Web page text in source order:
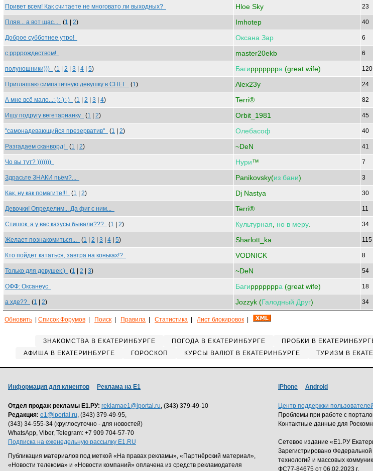
Привет всем! Как считаете не многовато ли выходных? Hloe Sky 23
Пляя... а вот щас... (1 2) Imhotep 40
Доброе субботнее утро! Оксана Зар 6
с ррррождеством! master20ekb 6
полуношники))) (1 2 3 4 5) Багиpppppppа (great wife) 120
Приглашаю симпатичную девушку в СНЕГ (1) Alex23y 24
А мне всё мало...:-):-):-) (1 2 3 4) Terri® 82
Ищу подругу вегетарианку (1 2) Orbit_1981 45
"самонадевающийся презерватив" (1 2) Олебасоф 40
Разгадаем сканворд! (1 2) ~DeN 41
Чо вы тут? ))))))) Нури™ 7
Здрасьте ЗНАКИ пьём?... Panikovsky(из бани) 3
Как, ну как помагите!!! (1 2) Dj Nastya 30
Девочки! Определим... Да фиг с ним... Terri® 11
Стишок, а у вас казусы бывали??? (1 2) Культурная но в меру. 34
Желает познакомиться... (1 2 3 4 5) Sharlott_ka 115
Кто пойдет кататься, завтра на коньках!? VODNICK 8
Только для девушек ) (1 2 3) ~DeN 54
ОФФ: Оксанеус Багиpppppppа (great wife) 18
а хде?? (1 2) Jozzyk (Галодный Друг) 34
Обновить Список Форумов Поиск Правила Статистика Лист блокировок
ЗНАКОМСТВА В ЕКАТЕРИНБУРГЕ ПОГОДА В ЕКАТЕРИНБУРГЕ ПРОБКИ В
АФИША В ЕКАТЕРИНБУРГЕ
ГОРОСКОП КУРСЫ ВАЛЮТ В ЕКАТЕРИНБУРГЕ ТУРИЗМ В
Информация для клиентов Реклама на Е1
Отдел продаж рекламы Е1.РУ: reklamae1@iportal.ru, (343) 379-49-10
Редакция: e1@iportal.ru, (343) 379-49-95,
(343) 34-555-34 (круглосуточно - для новостей)
WhatsApp, Viber, Telegram: +7 909 704-57-70
Подписка на еженедельную рассылку E1.RU
Публикация материалов под меткой «На правах рекламы», «Партнёрский материал»,
«Новости телекома» и «Новости компаний» оплачена из средств рекламодателя
iPhone Android
Центр поддержки
Проблемы при работе с
Контактные данные для
Сетевое издание «Е1.РУ
Зарегистрировано
технологий и массовых
ФС77-84675 от 06.02.2023 г.